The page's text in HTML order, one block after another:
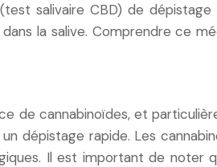
salivaire CBD) de
la salive. Comprendre ce
de cannabinoïdes, et
dépistage rapide. Les
Il est important de noter